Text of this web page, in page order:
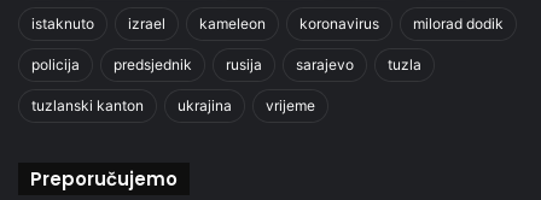
istaknuto izrael kameleon koronavirus milorad dodik
policija predsjednik rusija sarajevo tuzla
tuzlanski kanton ukrajina vrijeme
Preporučujemo